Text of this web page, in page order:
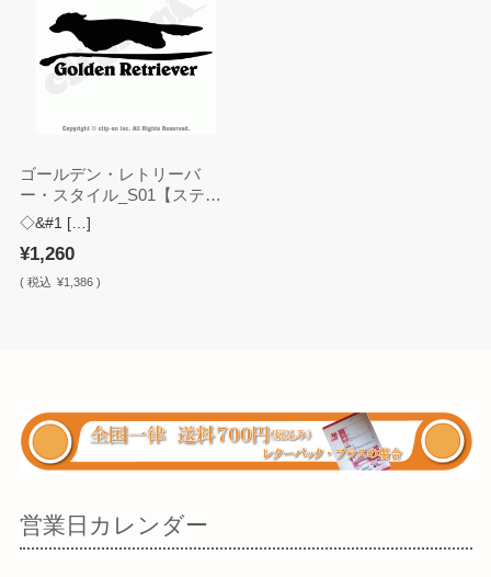
ゴールデン・レトリーバ
ー・スタイル_S01【ステッ
カー】
◇&#1 […]
¥1,260
( 税込 ¥1,386 )
営業日カレンダー